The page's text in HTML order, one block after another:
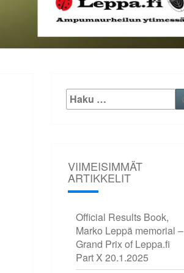
Etsi:
VIIMEISIMMÄT
ARTIKKELIT
Official Results Book,
Marko Leppä memorial –
Grand Prix of Leppa.fi
Part X 20.1.2025